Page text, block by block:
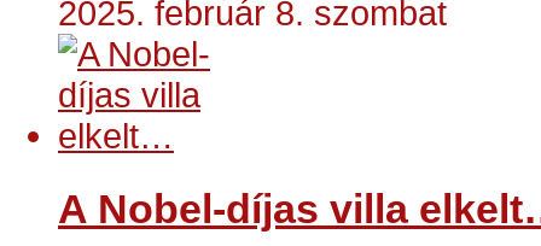
2025. február 8. szombat
A Nobel-díjas villa